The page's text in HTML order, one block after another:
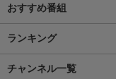
おすすめ番組
ランキング
チャンネル一覧